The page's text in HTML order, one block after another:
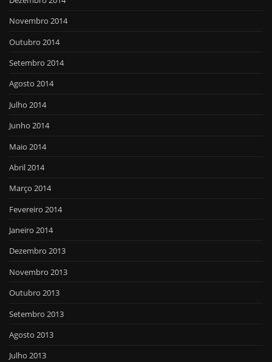
Novembro 2014
Outubro 2014
Setembro 2014
Agosto 2014
Julho 2014
Junho 2014
Maio 2014
Abril 2014
Março 2014
Fevereiro 2014
Janeiro 2014
Dezembro 2013
Novembro 2013
Outubro 2013
Setembro 2013
Agosto 2013
Julho 2013